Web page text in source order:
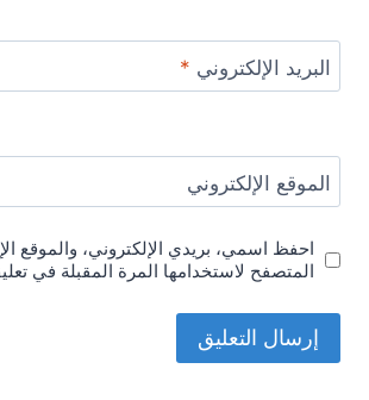
البريد الإلكتروني *
الموقع الإلكتروني
احفظ اسمي، بريدي الإلكتروني، والموقع
المتصفح لاستخدامها المرة المقبلة في